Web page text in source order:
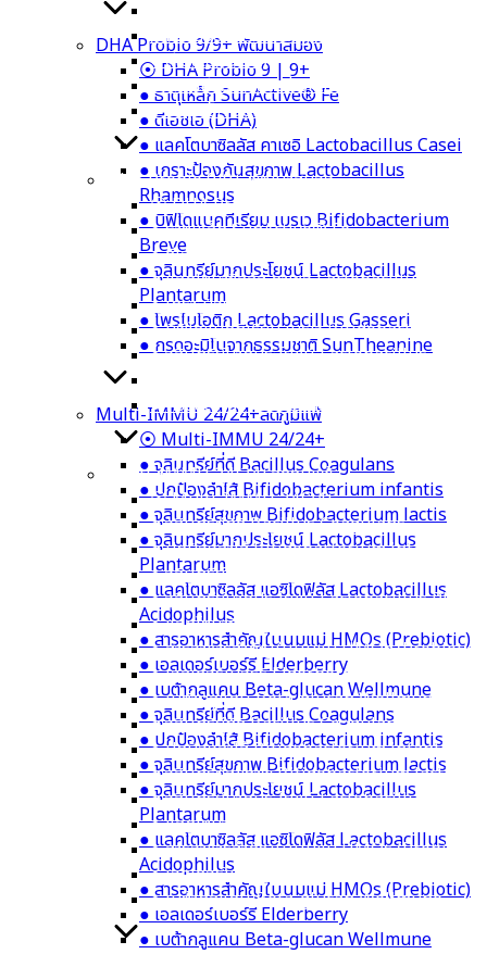
● หัวปลีออร์แกนิก Organic Banana Blossom
● ดีเอชเอ (DHA)
● แคลเซียมจากสาหร่ายแดง Calcium Aquamin
● ธาตุเหล็ก SunActive® Fe
DHA Probio 9/9+ พัฒนาสมอง
⦿ DHA Probio 9 | 9+
● ธาตุเหล็ก SunActive® Fe
● ดีเอชเอ (DHA)
● แลคโตบาซิลลัส คาเซอิ Lactobacillus Casei
● เกราะป้องกันสุขภาพ Lactobacillus
● บิฟิโดแบคทีเรียม เบรเว Bifidobacterium
● จุลินทรีย์มากประโยชน์ Lactobacillus
● กรดอะมิโนจากธรรมชาติ SunTheanine
Multi-IMMU 24/24+ลดภูมิแพ้
⦿ Multi-IMMU 24/24+
● จุลินทรีย์ที่ดี Bacillus Coagulans
● ปกป้องลำไส้ Bifidobacterium infantis
● จุลินทรีย์สุขภาพ Bifidobacterium lactis
● จุลินทรีย์มากประโยชน์ Lactobacillus
● แลคโตบาซิลลัส แอซิโดฟิลัส Lactobacillus
● สารอาหารสำคัญในนมแม่ HMOs (Prebiotic)
● เอลเดอร์เบอร์รี Elderberry
● เบต้ากลูแคน Beta-glucan Wellmune
● จุลินทรีย์ที่ดี Bacillus Coagulans
● ปกป้องลำไส้ Bifidobacterium infantis
● จุลินทรีย์สุขภาพ Bifidobacterium lactis
● จุลินทรีย์มากประโยชน์ Lactobacillus
● แลคโตบาซิลลัส แอซิโดฟิลัส Lactobacillus
● สารอาหารสำคัญในนมแม่ HMOs (Prebiotic)
● เอลเดอร์เบอร์รี Elderberry
● เบต้ากลูแคน Beta-glucan Wellmune
DHA Probio 9/9+ พัฒนาสมอง
⦿ DHA Probio 9 | 9+
● ธาตุเหล็ก SunActive® Fe
● ดีเอชเอ (DHA)
● แลคโตบาซิลลัส คาเซอิ Lactobacillus Casei
● เกราะป้องกันสุขภาพ Lactobacillus
Rhamnosus
● บิฟิโดแบคทีเรียม เบรเว Bifidobacterium
Breve
● จุลินทรีย์มากประโยชน์ Lactobacillus
Plantarum
● โพรไบโอติก Lactobacillus Gasseri
● กรดอะมิโนจากธรรมชาติ SunTheanine
Multi-IMMU 24/24+ลดภูมิแพ้
⦿ Multi-IMMU 24/24+
● จุลินทรีย์ที่ดี Bacillus Coagulans
● ปกป้องลำไส้ Bifidobacterium infantis
● จุลินทรีย์สุขภาพ Bifidobacterium lactis
● จุลินทรีย์มากประโยชน์ Lactobacillus
Plantarum
● แลคโตบาซิลลัส แอซิโดฟิลัส Lactobacillus
Acidophilus
● สารอาหารสำคัญในนมแม่ HMOs (Prebiotic)
● เอลเดอร์เบอร์รี Elderberry
● เบต้ากลูแคน Beta-glucan Wellmune
● จุลินทรีย์ที่ดี Bacillus Coagulans
● ปกป้องลำไส้ Bifidobacterium infantis
● จุลินทรีย์สุขภาพ Bifidobacterium lactis
● จุลินทรีย์มากประโยชน์ Lactobacillus
Plantarum
● แลคโตบาซิลลัส แอซิโดฟิลัส Lactobacillus
Acidophilus
● สารอาหารสำคัญในนมแม่ HMOs (Prebiotic)
● เอลเดอร์เบอร์รี Elderberry
● เบต้ากลูแคน Beta-glucan Wellmune